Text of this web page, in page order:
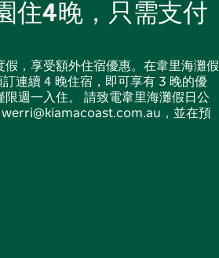
住4晚，只需支付
，享受額外住宿優惠。在韋里海灘假
連續 4 晚住宿，即可享有 3 晚的優
週一入住。 請致電韋里海灘假日公
werri@kiamacoast.com.au，並在預